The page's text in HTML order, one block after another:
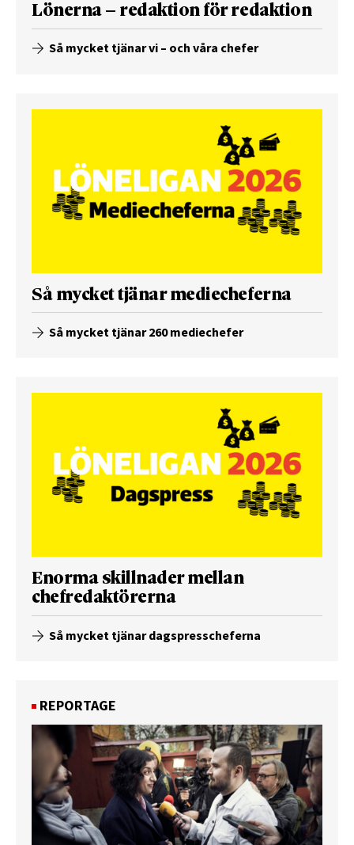
Lönerna – redaktion för redaktion
Så mycket tjänar vi – och våra chefer
Så mycket tjänar mediecheferna
Så mycket tjänar 260 mediechefer
Enorma skillnader mellan
chefredaktörerna
Så mycket tjänar dagspresscheferna
REPORTAGE